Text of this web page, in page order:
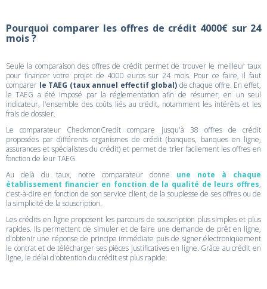
Pourquoi comparer les offres de crédit 4000€ sur 24
mois ?
Seule la comparaison des offres de crédit permet de trouver le meilleur taux
pour financer votre projet de 4000 euros sur 24 mois. Pour ce faire, il faut
comparer le TAEG (taux annuel effectif global) de chaque offre. En effet,
le TAEG a été imposé par la réglementation afin de résumer, en un seul
indicateur, l'ensemble des coûts liés au crédit, notamment les intérêts et les
frais de dossier.
Le comparateur CheckmonCredit compare jusqu'à 38 offres de crédit
proposées par différents organismes de crédit (banques, banques en ligne,
assurances et spécialistes du crédit) et permet de trier facilement les offres en
fonction de leur TAEG.
Au delà du taux, notre comparateur donne une note à chaque
établissement financier en fonction de la qualité de leurs offres,
c'est-à-dire en fonction de son service client, de la souplesse de ses offres ou de
la simplicité de la souscription.
Les crédits en ligne proposent les parcours de souscription plus simples et plus
rapides. Ils permettent de simuler et de faire une demande de prêt en ligne,
d'obtenir une réponse de principe immédiate puis de signer électroniquement
le contrat et de télécharger ses pièces justificatives en ligne. Grâce au crédit en
ligne, le délai d'obtention du crédit est plus rapide.